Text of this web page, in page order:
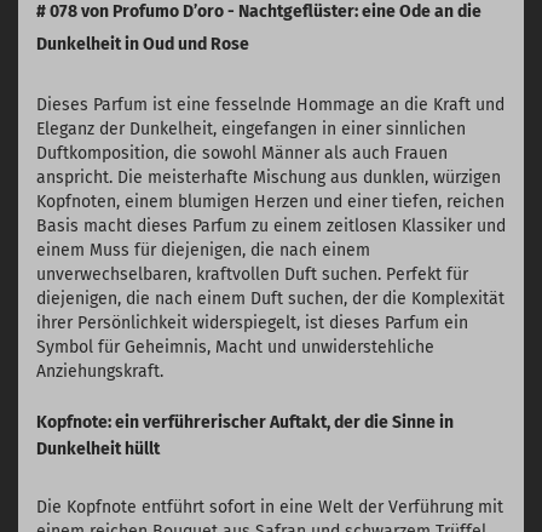
# 078 von Profumo D’oro - Nachtgeflüster: eine Ode an die
Dunkelheit in Oud und Rose
Dieses Parfum ist eine fesselnde Hommage an die Kraft und
Eleganz der Dunkelheit, eingefangen in einer sinnlichen
Duftkomposition, die sowohl Männer als auch Frauen
anspricht. Die meisterhafte Mischung aus dunklen, würzigen
Kopfnoten, einem blumigen Herzen und einer tiefen, reichen
Basis macht dieses Parfum zu einem zeitlosen Klassiker und
einem Muss für diejenigen, die nach einem
unverwechselbaren, kraftvollen Duft suchen. Perfekt für
diejenigen, die nach einem Duft suchen, der die Komplexität
ihrer Persönlichkeit widerspiegelt, ist dieses Parfum ein
Symbol für Geheimnis, Macht und unwiderstehliche
Anziehungskraft.
Kopfnote: ein verführerischer Auftakt, der die Sinne in
Dunkelheit hüllt
Die Kopfnote entführt sofort in eine Welt der Verführung mit